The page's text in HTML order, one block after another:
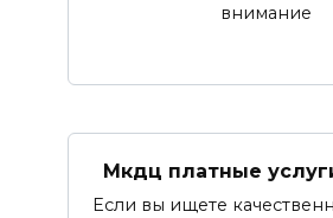
внимание
Мкдц платные
Если вы ищете